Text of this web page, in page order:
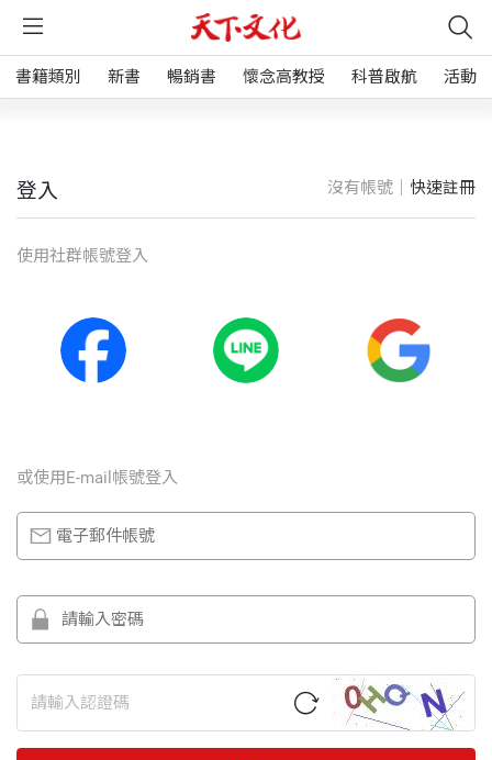
書籍類別 新書 暢銷書 懷念高教授 科普啟航 活動
登入 沒有帳號｜ 快速註冊
使⽤社群帳號登入
或使⽤E-mail帳號登入